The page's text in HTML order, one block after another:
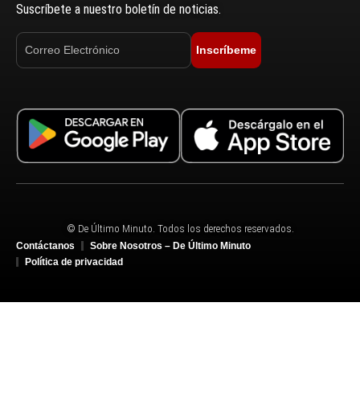
Suscríbete a nuestro boletín de noticias.
Inscríbeme
© De Último Minuto. Todos los derechos reservados.
Contáctanos
Sobre Nosotros – De Último Minuto
Política de privacidad